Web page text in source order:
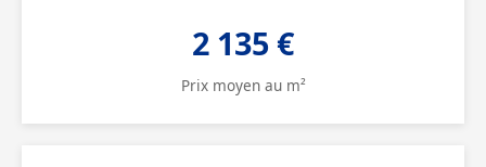
2 135 €
Prix moyen au m²